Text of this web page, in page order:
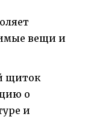
вещи и
щиток
о
и